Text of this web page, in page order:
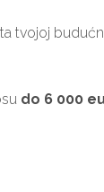
tvojoj
do 6 000